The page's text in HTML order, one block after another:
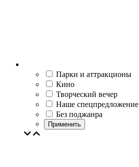
Парки и аттракционы
Кино
Творческий вечер
Наше спецпредложение
Без поджанра
Применить